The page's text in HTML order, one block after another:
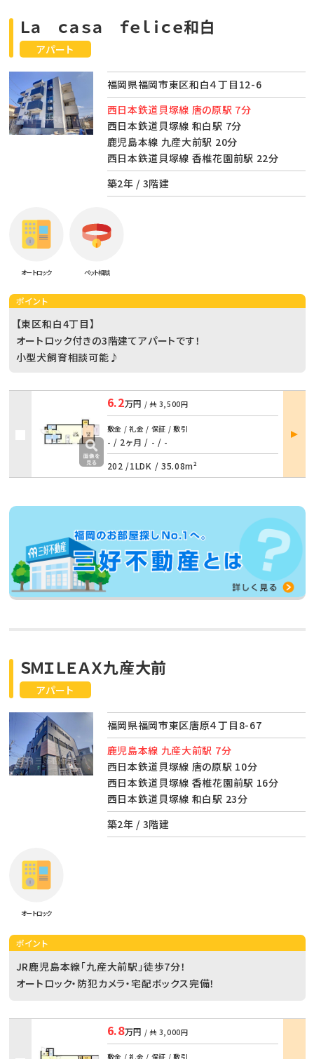
アパート
Ｌａ ｃａｓａ ｆｅｌｉｃｅ和白
福岡県福岡市東区和白４丁目12-6
西日本鉄道貝塚線 唐の原駅 7分
西日本鉄道貝塚線 和白駅 7分
鹿児島本線 九産大前駅 20分
西日本鉄道貝塚線 香椎花園前駅 22分
築2年 / 3階建
オートロック ペット相談
ポイント
【東区和白4丁目】
オートロック付きの3階建てアパートです！
小型犬飼育相談可能♪
6.2万円 / 共 3,500円
敷金 / 礼金 / 保証 / 敷引
- / 2ヶ月 / - / -
202 /1LDK / 35.08m²
部屋
詳細
アパート
ＳＭＩＬＥＡＸ九産大前
福岡県福岡市東区唐原４丁目8-67
鹿児島本線 九産大前駅 7分
西日本鉄道貝塚線 唐の原駅 10分
西日本鉄道貝塚線 香椎花園前駅 16分
西日本鉄道貝塚線 和白駅 23分
築2年 / 3階建
オートロック
ポイント
JR鹿児島本線「九産大前駅」徒歩7分！
オートロック・防犯カメラ・宅配ボックス完備！
6.8万円 / 共 3,000円
敷金 / 礼金 / 保証 / 敷引